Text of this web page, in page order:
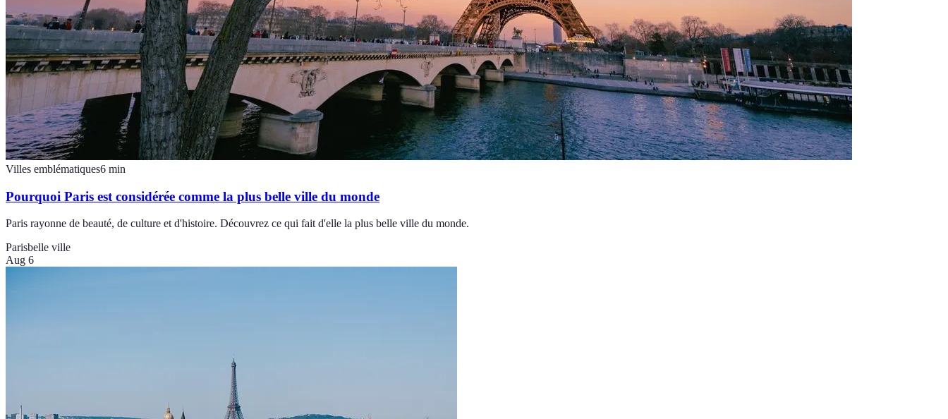
Villes emblématiques6 min
Pourquoi Paris est considérée comme la plus belle ville du monde
Paris rayonne de beauté, de culture et d'histoire. Découvrez ce qui fait d'elle la plus belle ville du monde.
Parisbelle ville
Aug 6